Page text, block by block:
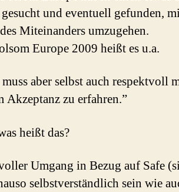
und eventuell gefunden,
Miteinanders umzugehen.
Europe 2009 heißt es u.a.
aber selbst auch respektvoll
Akzeptanz zu erfahren.”
heißt das?
Umgang in Bezug auf Safe
selbstverständlich sein wie